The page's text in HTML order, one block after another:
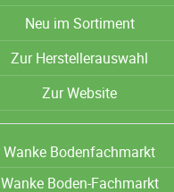
Neu im Sortiment
Zur Herstellerauswahl
Zur Website
Wanke Bodenfachmarkt
Wanke Boden-Fachmarkt